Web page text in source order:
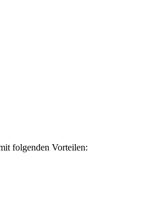
folgenden Vorteilen: